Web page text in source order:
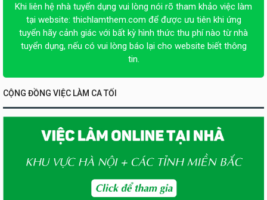
Khi liên hệ nhà tuyển dụng vui lòng nói rõ tham khảo việc làm
tại website: thichlamthem.com để được ưu tiên khi ứng
tuyển hãy cảnh giác với bất kỳ hình thức thu phí nào từ nhà
tuyển dụng, nếu có vui lòng báo lại cho website biết thông
tin.
CỘNG ĐỒNG VIỆC LÀM CA TỐI